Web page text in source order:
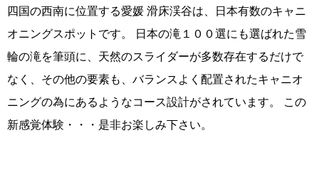
四国の西南に位置する愛媛 滑床渓谷は、日本有数のキャニ
オニングスポットです。 日本の滝１００選にも選ばれた雪
輪の滝を筆頭に、天然のスライダーが多数存在するだけで
なく、その他の要素も、バランスよく配置されたキャニオ
ニングの為にあるようなコース設計がされています。 この
新感覚体験・・・是非お楽しみ下さい。